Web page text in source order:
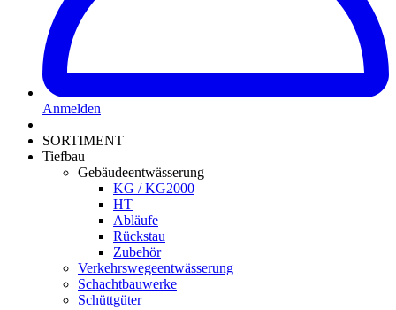
Anmelden
SORTIMENT
Tiefbau
Gebäudeentwässerung
KG / KG2000
HT
Abläufe
Rückstau
Zubehör
Verkehrswegeentwässerung
Schachtbauwerke
Schüttgüter